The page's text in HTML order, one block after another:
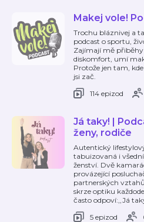
Makej vole!
Trochu bláznivej a
podcast o sportu,
Zajímají mě přiběhy
diskomfort, umí
Protože jen tam,
jsi zač.
114 epizod
Já taky! |
ženy, rodiče
Autentický
tabuizovaná i
ženství. Dvě
provázející
partnerských
skrze optiku
často odpoví:,,Já
5 epizod